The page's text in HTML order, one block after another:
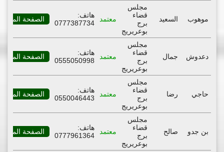
موهوب السعيد
مجلس
قضاء
برج
بوعريريج
معتمد
هاتف:
0777387734
الصفحة المهنية
دعدوش جمال
مجلس
قضاء
برج
بوعريريج
معتمد
هاتف:
0555050998
الصفحة المهنية
حاجي رضا
مجلس
قضاء
برج
بوعريريج
معتمد
هاتف:
0550046443
الصفحة المهنية
بن جدو صالح
مجلس
قضاء
برج
بوعريريج
معتمد
هاتف:
0777961364
الصفحة المهنية